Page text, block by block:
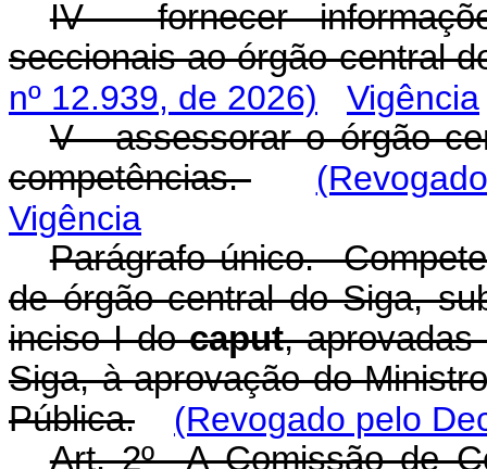
IV - fornecer
seccionais ao órgão central
nº 12.939, de 2026)
Vigência
V - assessorar o órgão
competências.
Vigência
Parágrafo único.
de órgão central do Siga,
inciso I docaput, aprovadas
Siga, à aprovação do
Pública.
(Revogado pelo
Art. 2º A Comissão de